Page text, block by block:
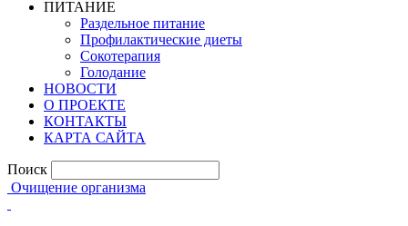
ПИТАНИЕ
Раздельное питание
Профилактические диеты
Сокотерапия
Голодание
НОВОСТИ
О ПРОЕКТЕ
КОНТАКТЫ
КАРТА САЙТА
Поиск
Очищение организма